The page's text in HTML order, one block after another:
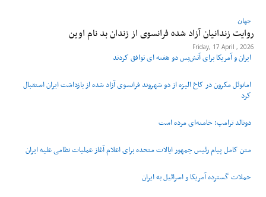
جهان
روایت زندانیان آزاد شده فرانسوی از زندان ‌بد نام اوین
Friday, 17 April , 2026
ایران و آمریکا برای آتش‌بس دو هفته‌ ای توافق کردند
امانوئل مکرون در کاخ الیزه از دو شهروند فرانسوی آزاد شده از بازداشت ایران استقبال
کرد
دونالد ترامپ: خامنه‌ای مرده است
متن کامل پیام رئیس جمهور ایالات متحده برای اعلام آغاز عملیات نظامی علیه ایران
حملات گسترده آمریکا و اسرائیل به ایران